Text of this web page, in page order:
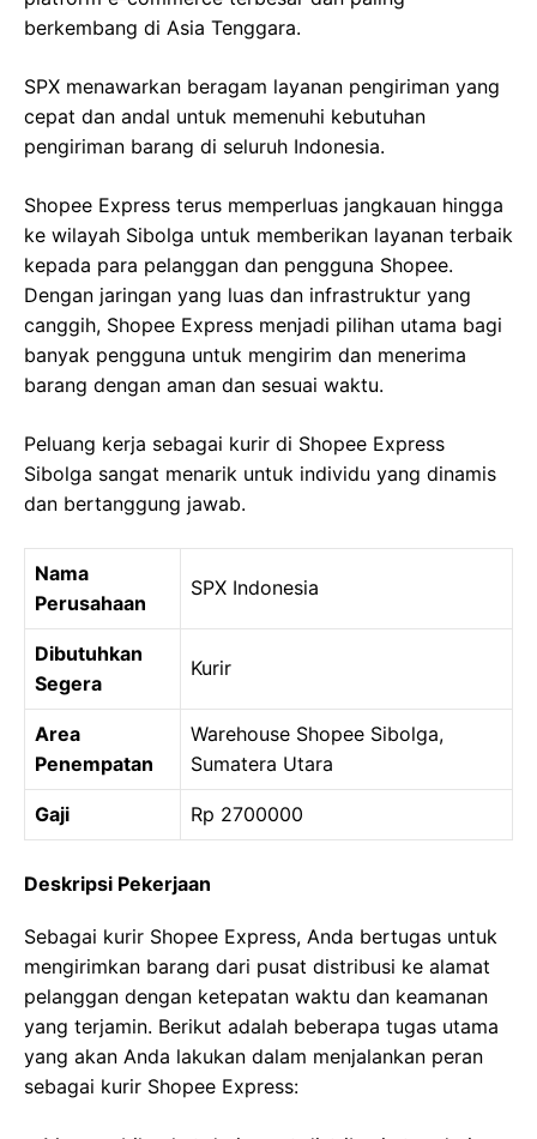
berkembang di Asia Tenggara.
SPX menawarkan beragam layanan pengiriman yang
cepat dan andal untuk memenuhi kebutuhan
pengiriman barang di seluruh Indonesia.
Shopee Express terus memperluas jangkauan hingga
ke wilayah Sibolga untuk memberikan layanan terbaik
kepada para pelanggan dan pengguna Shopee.
Dengan jaringan yang luas dan infrastruktur yang
canggih, Shopee Express menjadi pilihan utama bagi
banyak pengguna untuk mengirim dan menerima
barang dengan aman dan sesuai waktu.
Peluang kerja sebagai kurir di Shopee Express
Sibolga sangat menarik untuk individu yang dinamis
dan bertanggung jawab.
Nama
Perusahaan
SPX Indonesia
Dibutuhkan
Segera
Kurir
Area
Penempatan
Warehouse Shopee Sibolga,
Sumatera Utara
Gaji Rp 2700000
Deskripsi Pekerjaan
Sebagai kurir Shopee Express, Anda bertugas untuk
mengirimkan barang dari pusat distribusi ke alamat
pelanggan dengan ketepatan waktu dan keamanan
yang terjamin. Berikut adalah beberapa tugas utama
yang akan Anda lakukan dalam menjalankan peran
sebagai kurir Shopee Express: